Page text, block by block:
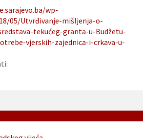
wp-
05/Utvrđivanje-mišljenja-o-
tekućeg-granta-u-Budžetu-
vjerskih-zajednica-i-crkava-u-